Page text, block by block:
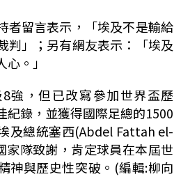
者留言表示，「埃及不是輸給
判」；另有網友表示：「埃及
。」
強，但已改寫參加世界盃歷
紀錄，並獲得國際足總的1500
及總統塞西(Abdel Fattah el-
家隊致謝，肯定球員在本屆世
神與歷史性突破。(編輯:柳向